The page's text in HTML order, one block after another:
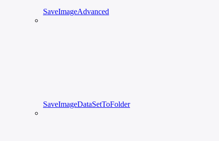
SaveImageAdvanced
SaveImageDataSetToFolder